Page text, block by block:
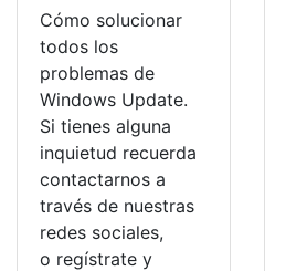
Cómo solucionar
todos los
problemas de
Windows Update.
Si tienes alguna
inquietud recuerda
contactarnos a
través de nuestras
redes sociales,
o regístrate y